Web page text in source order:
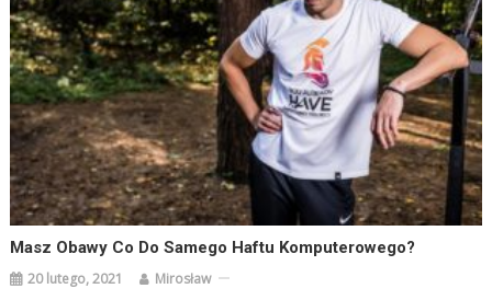
Masz Obawy Co Do Samego Haftu Komputerowego?
20 lutego, 2021 Mirosław